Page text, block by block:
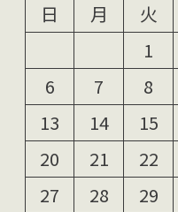
日
月 火
1
6
7 8
13
14 15
20
21 22
27
28 29